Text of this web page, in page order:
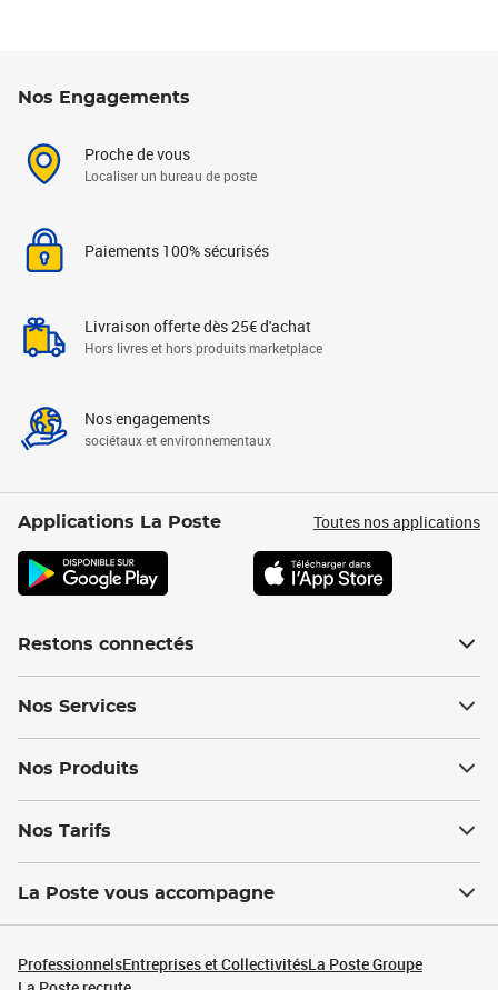
Nos Engagements
Proche de vous
Localiser un bureau de poste
Paiements 100% sécurisés
Livraison offerte dès 25€ d'achat
Hors livres et hors produits marketplace
Nos engagements
sociétaux et environnementaux
Applications La Poste Toutes nos applications
Restons connectés
Nos Services
Nos Produits
Nos Tarifs
La Poste vous accompagne
ProfessionnelsEntreprises et CollectivitésLa Poste Groupe